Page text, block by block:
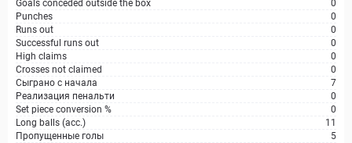
Goals conceded outside the box
0
Punches
0
Runs out
0
Successful runs out
0
High claims
0
Crosses not claimed
0
Сыграно с начала
7
Реализация пенальти
0
Set piece conversion %
0
Long balls (acc.)
11
Пропущенные голы
5